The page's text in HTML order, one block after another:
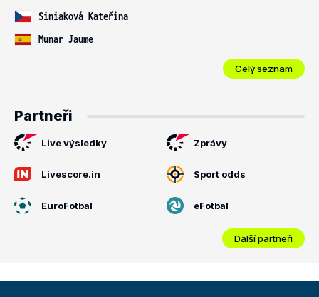
Siniaková Kateřina
Munar Jaume
Celý seznam
Partneři
Live výsledky Zprávy
Livescore.in Sport odds
EuroFotbal eFotbal
Další partneři